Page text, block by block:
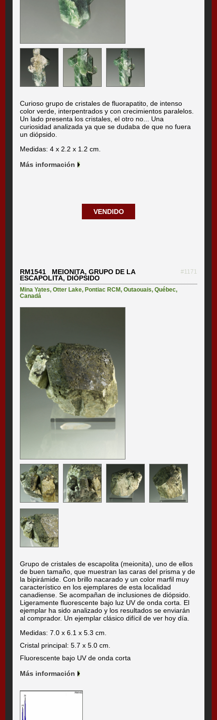
Curioso grupo de cristales de fluorapatito, de intenso
color verde, interpentrados y con crecimientos paralelos.
Un lado presenta los cristales, el otro no... Una
curiosidad analizada ya que se dudaba de que no fuera
un diópsido.
Medidas: 4 x 2.2 x 1.2 cm.
Más información
VENDIDO
RM1541 MEIONITA, GRUPO DE LA
ESCAPOLITA, DIÓPSIDO
#1171
Mina Yates,Otter Lake, Pontiac RCM,Outaouais,Québec,
Canadá
Grupo de cristales de escapolita (meionita), uno de ellos
de buen tamaño, que muestran las caras del prisma y de
la bipirámide. Con brillo nacarado y un color marfil muy
característico en los ejemplares de esta localidad
canadiense. Se acompañan de inclusiones de diópsido.
Ligeramente fluorescente bajo luz UV de onda corta. El
ejemplar ha sido analizado y los resultados se enviarán
al comprador. Un ejemplar clásico difícil de ver hoy día.
Medidas: 7.0 x 6.1 x 5.3 cm.
Cristal principal: 5.7 x 5.0 cm.
Fluorescente bajo UV de onda corta
Más información